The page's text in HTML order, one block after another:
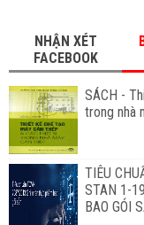
NHẬN XÉT
FACEBOOK
SÁCH -
trong nhà
TIÊU
STAN 1-
BAO GÓI